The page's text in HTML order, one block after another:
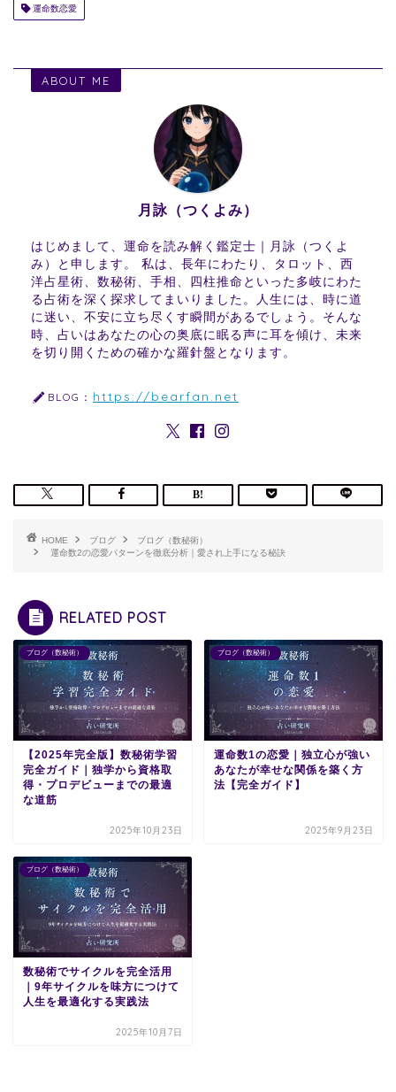
運命数恋愛
ABOUT ME
月詠（つくよみ）
はじめまして、運命を読み解く鑑定士｜月詠（つくよ
み）と申します。 私は、長年にわたり、タロット、西
洋占星術、数秘術、手相、四柱推命といった多岐にわた
る占術を深く探求してまいりました。人生には、時に道
に迷い、不安に立ち尽くす瞬間があるでしょう。そんな
時、占いはあなたの心の奥底に眠る声に耳を傾け、未来
を切り開くための確かな羅針盤となります。
BLOG： https://bearfan.net
HOME ブログ
ブログ（数秘術）
運命数2の恋愛パターンを徹底分析｜愛され上手になる秘訣
RELATED POST
ブログ（数秘術）
【2025年完全版】数秘術学習
完全ガイド｜独学から資格取
得・プロデビューまでの最適
な道筋
2025年10月23日
ブログ（数秘術）
運命数1の恋愛｜独立心が強い
あなたが幸せな関係を築く方
法【完全ガイド】
2025年9月23日
ブログ（数秘術）
数秘術でサイクルを完全活用
｜9年サイクルを味方につけて
人生を最適化する実践法
2025年10月7日